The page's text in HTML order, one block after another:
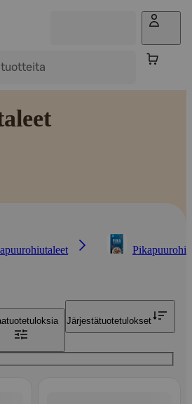
tuotetuloksia Järjestätuotetulokset